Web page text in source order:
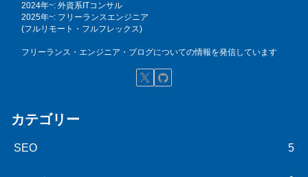
2024年~: 外資系ITコンサル
2025年~: フリーランスエンジニア
(フルリモート・フルフレックス)
フリーランス・エンジニア・ブログについての情報を発信しています
カテゴリー
SEO 5